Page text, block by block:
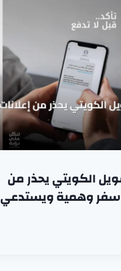
الكويتي يحذر من
سفر وهمية ويستدعي